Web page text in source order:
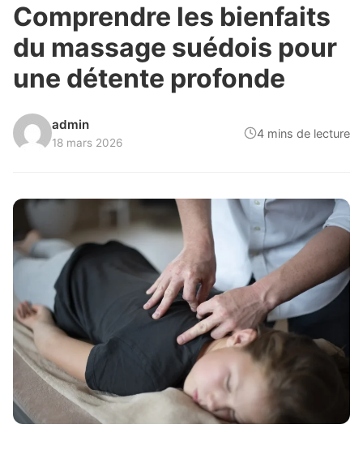
Comprendre les bienfaits
du massage suédois pour
une détente profonde
admin
18 mars 2026
4 mins de lecture